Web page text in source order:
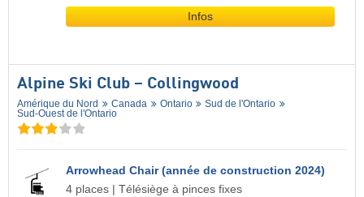
Infos
Alpine Ski Club – Collingwood
Amérique du Nord Canada Ontario
Sud de l'Ontario
Sud-Ouest de l'Ontario
Arrowhead Chair (année de construction 2024)
4 places | Télésiège à pinces fixes